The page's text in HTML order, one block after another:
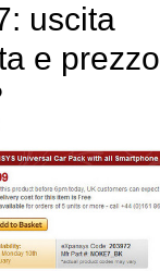
uscita
e prezzo